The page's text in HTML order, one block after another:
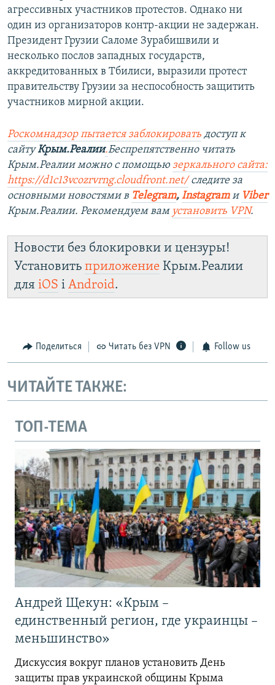
агрессивных участников протестов. Однако ни
один из организаторов контр-акции не задержан.
Президент Грузии Саломе Зурабишвили и
несколько послов западных государств,
аккредитованных в Тбилиси, выразили протест
правительству Грузии за неспособность защитить
участников мирной акции.
Роскомнадзор пытается заблокировать доступ к
сайтуКрым.Реалии.Беспрепятственно читать
Крым.Реалии можно с помощью зеркального сайта:
https://d1c13vcozrvrng.cloudfront.net/следите за
основными новостями в Telegram, Instagramи Viber
Крым.Реалии. Рекомендуем вам установить VPN.
Новости без блокировки и цензуры!
Установить приложение Крым.Реалии
для iOS і Android.
Поделиться Читать без VPN Follow us
ЧИТАЙТЕ ТАКЖЕ:
ТОП-ТЕМА
Андрей Щекун: «Крым –
единственный регион, где украинцы –
меньшинство»
Дискуссия вокруг планов установить День
защиты прав украинской общины Крыма